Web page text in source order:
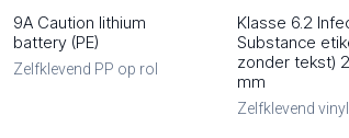
80550
9A Caution lithium
battery (PE)
Zelfklevend PP op rol
86603
Klasse 6.2
Substance
zonder tekst)
mm
Zelfklevend